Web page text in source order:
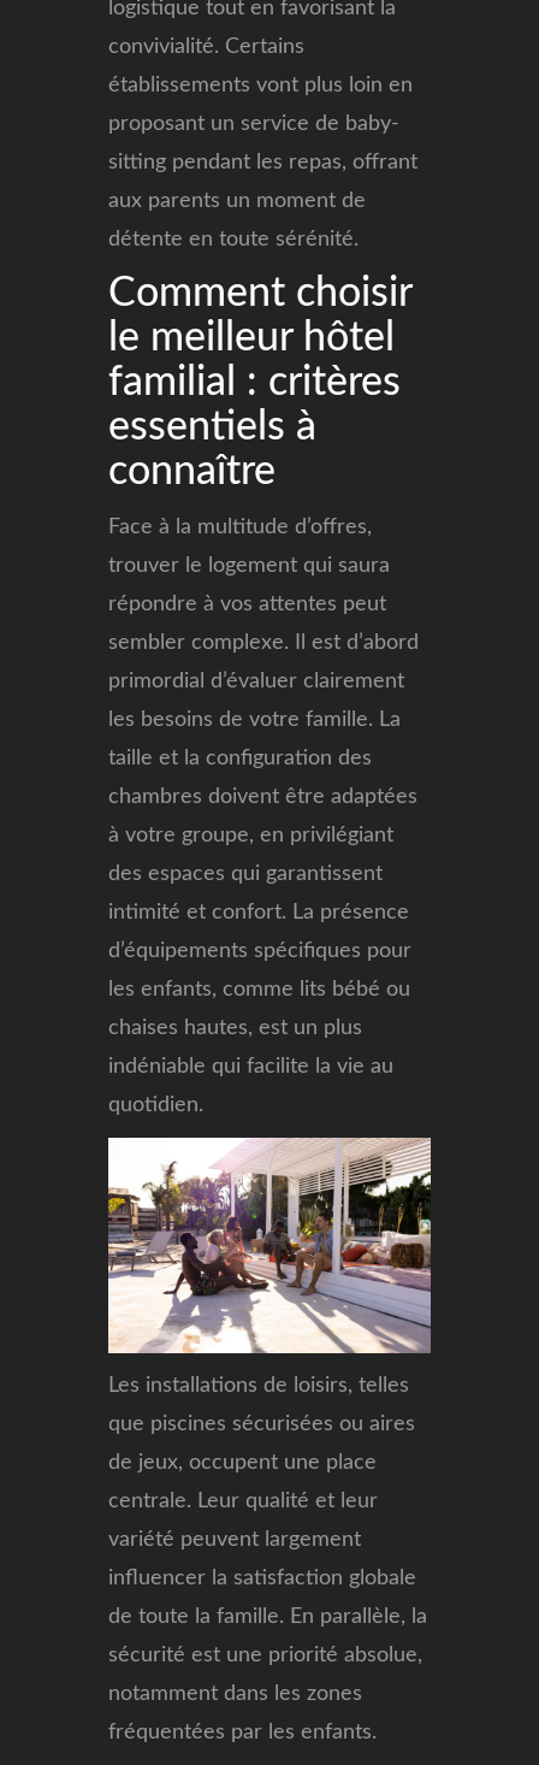
logistique tout en favorisant la
convivialité. Certains
établissements vont plus loin en
proposant un service de baby-
sitting pendant les repas, offrant
aux parents un moment de
détente en toute sérénité.
Comment choisir
le meilleur hôtel
familial : critères
essentiels à
connaître
Face à la multitude d’offres,
trouver le logement qui saura
répondre à vos attentes peut
sembler complexe. Il est d’abord
primordial d’évaluer clairement
les besoins de votre famille. La
taille et la configuration des
chambres doivent être adaptées
à votre groupe, en privilégiant
des espaces qui garantissent
intimité et confort. La présence
d’équipements spécifiques pour
les enfants, comme lits bébé ou
chaises hautes, est un plus
indéniable qui facilite la vie au
quotidien.
Les installations de loisirs, telles
que piscines sécurisées ou aires
de jeux, occupent une place
centrale. Leur qualité et leur
variété peuvent largement
influencer la satisfaction globale
de toute la famille. En parallèle, la
sécurité est une priorité absolue,
notamment dans les zones
fréquentées par les enfants.